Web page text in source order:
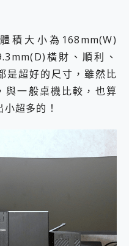
積大小為168mm(W)
橫財、順利、
是超好的尺寸，雖然比
一般桌機比較，也算
超多的！